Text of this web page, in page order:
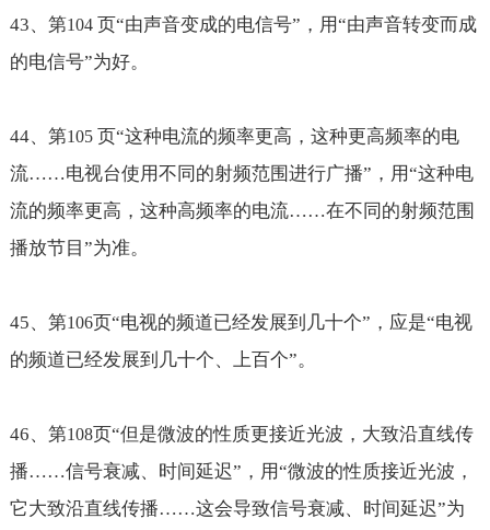
43、第104 页“由声音变成的电信号”，用“由声音转变而成
的电信号”为好。
44、第105 页“这种电流的频率更高，这种更高频率的电
流……电视台使用不同的射频范围进行广播”，用“这种电
流的频率更高，这种高频率的电流……在不同的射频范围
播放节目 ”为准。
45、第106页“电视的频道已经发展到几十个”，应是“电视
的频道已经发展到几十个、上百个”。
46、第108页“但是微波的性质更接近光波，大致沿直线传
播……信号衰减、时间延迟”，用“微波的性质接近光波，
它大致沿直线传播……这会导致信号衰减、时间延迟”为